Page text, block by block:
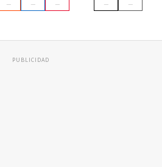
PUBLICIDAD